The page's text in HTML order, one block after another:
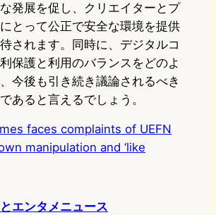
発展を促し、クリエイターとプ
とって公正で安全な環境を提供
されます。同時に、デジタルコ
保護と利用のバランスをどのよ
今後も引き続き議論されるべき
あると言えるでしょう。
faces complaints of UEFN
manipulation and ‘like
エンタメニュース